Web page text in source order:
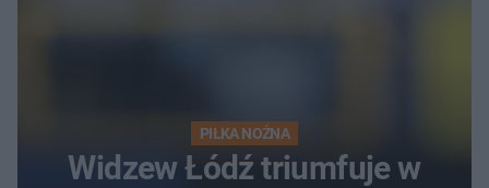
PIŁKA NOŻNA
Widzew Łódź triumfuje w